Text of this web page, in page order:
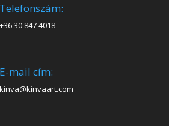
Telefonszám:
+36 30 847 4018
E-mail cím:
kinva@kinvaart.com